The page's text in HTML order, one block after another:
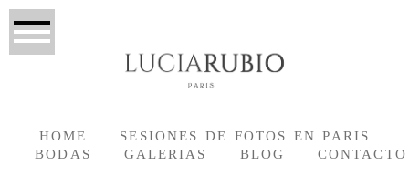
HOME
SESIONES DE FOTOS EN PARIS
BODAS
GALERIAS BLOG CONTACTO